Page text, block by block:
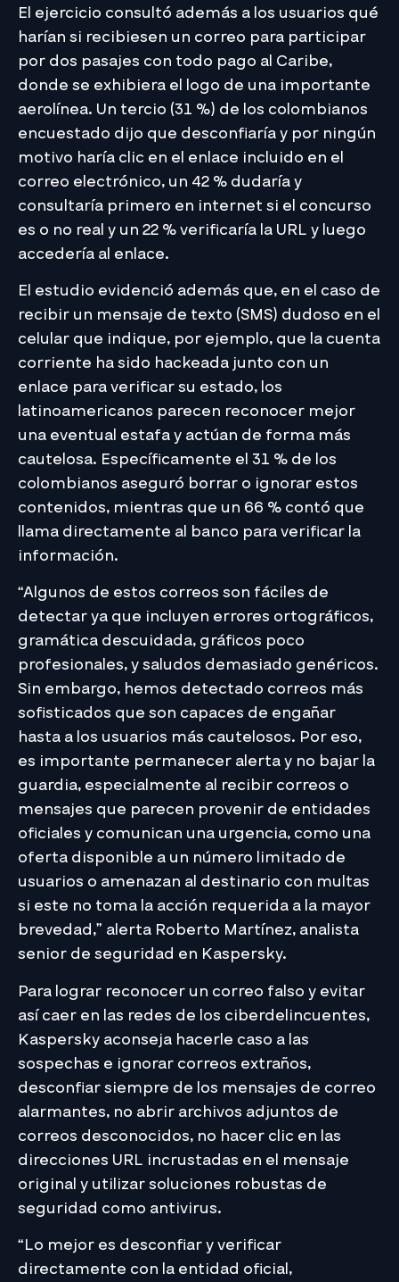
El ejercicio consultó además a los usuarios qué
harían si recibiesen un correo para participar
por dos pasajes con todo pago al Caribe,
donde se exhibiera el logo de una importante
aerolínea. Un tercio (31 %) de los colombianos
encuestado dijo que desconfiaría y por ningún
motivo haría clic en el enlace incluido en el
correo electrónico, un 42 % dudaría y
consultaría primero en internet si el concurso
es o no real y un 22 % verificaría la URL y luego
accedería al enlace.
El estudio evidenció además que, en el caso de
recibir un mensaje de texto (SMS) dudoso en el
celular que indique, por ejemplo, que la cuenta
corriente ha sido hackeada junto con un
enlace para verificar su estado, los
latinoamericanos parecen reconocer mejor
una eventual estafa y actúan de forma más
cautelosa. Específicamente el 31 % de los
colombianos aseguró borrar o ignorar estos
contenidos, mientras que un 66 % contó que
llama directamente al banco para verificar la
información.
“Algunos de estos correos son fáciles de
detectar ya que incluyen errores ortográficos,
gramática descuidada, gráficos poco
profesionales, y saludos demasiado genéricos.
Sin embargo, hemos detectado correos más
sofisticados que son capaces de engañar
hasta a los usuarios más cautelosos. Por eso,
es importante permanecer alerta y no bajar la
guardia, especialmente al recibir correos o
mensajes que parecen provenir de entidades
oficiales y comunican una urgencia, como una
oferta disponible a un número limitado de
usuarios o amenazan al destinario con multas
si este no toma la acción requerida a la mayor
brevedad,” alerta Roberto Martínez, analista
senior de seguridad en Kaspersky.
Para lograr reconocer un correo falso y evitar
así caer en las redes de los ciberdelincuentes,
Kaspersky aconseja hacerle caso a las
sospechas e ignorar correos extraños,
desconfiar siempre de los mensajes de correo
alarmantes, no abrir archivos adjuntos de
correos desconocidos, no hacer clic en las
direcciones URL incrustadas en el mensaje
original y utilizar soluciones robustas de
seguridad como antivirus.
“Lo mejor es desconfiar y verificar
directamente con la entidad oficial,